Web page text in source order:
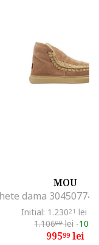
MOU
Initial: 1.23021 lei
1.10699lei -10%
99599lei